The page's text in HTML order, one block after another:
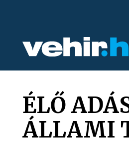
ÉLŐ
ÁLLAMI